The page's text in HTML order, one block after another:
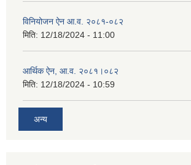
विनियोजन ऐन आ.व. २०८१-०८२
मिति: 12/18/2024 - 11:00
आर्थिक ऐन, आ.व. २०८१।०८२
मिति: 12/18/2024 - 10:59
अन्य